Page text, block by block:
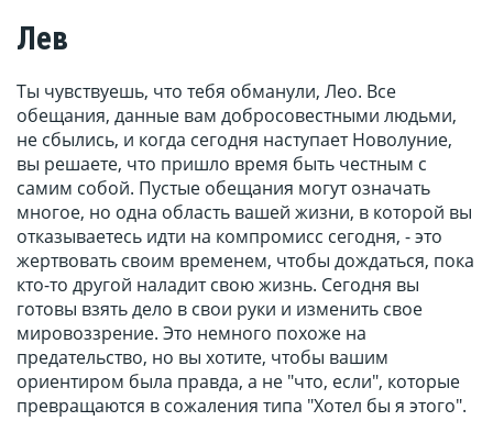
Лев
Ты чувствуешь, что тебя обманули, Лео. Все
обещания, данные вам добросовестными людьми,
не сбылись, и когда сегодня наступает Новолуние,
вы решаете, что пришло время быть честным с
самим собой. Пустые обещания могут означать
многое, но одна область вашей жизни, в которой вы
отказываетесь идти на компромисс сегодня, - это
жертвовать своим временем, чтобы дождаться, пока
кто-то другой наладит свою жизнь. Сегодня вы
готовы взять дело в свои руки и изменить свое
мировоззрение. Это немного похоже на
предательство, но вы хотите, чтобы вашим
ориентиром была правда, а не "что, если", которые
превращаются в сожаления типа "Хотел бы я этого".